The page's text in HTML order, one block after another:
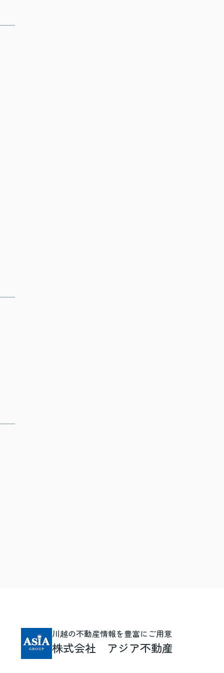
川越の不動産情報を豊富にご用意
株式会社 アジア不動産